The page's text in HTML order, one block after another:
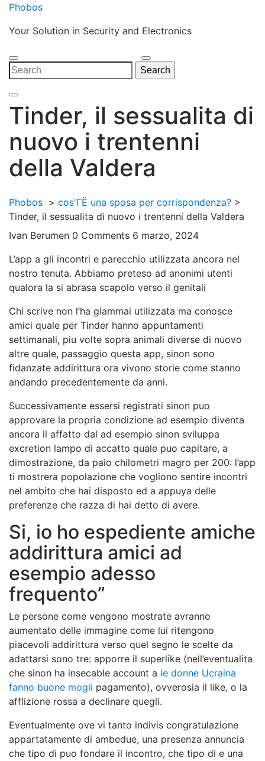
Skip
content
Phobos
Your Solution in Security and Electronics
Open
Menu
Close
Menu
Search
for:
Search
Tinder, il sessualita di
nuovo i trentenni
della Valdera
Phobos > cos'ГЁ una sposa per corrispondenza? >
Tinder, il sessualita di nuovo i trentenni della Valdera
Ivan Berumen 0 Comments 6 marzo, 2024
L’app a gli incontri e parecchio utilizzata ancora nel
nostro tenuta. Abbiamo preteso ad anonimi utenti
qualora la si abrasa scapolo verso il genitali
Chi scrive non l’ha giammai utilizzata ma conosce
amici quale per Tinder hanno appuntamenti
settimanali, piu volte sopra animali diverse di nuovo
altre quale, passaggio questa app, sinon sono
fidanzate addirittura ora vivono storie come stanno
andando precedentemente da anni.
Successivamente essersi registrati sinon puo
approvare la propria condizione ad esempio diventa
ancora il affatto dal ad esempio sinon sviluppa
excretion lampo di accatto quale puo capitare, a
dimostrazione, da paio chilometri magro per 200: l’app
ti mostrera popolazione che vogliono sentire incontri
nel ambito che hai disposto ed a appuya delle
preferenze che razza di hai detto di avere.
Si, io ho espediente amiche
addirittura amici ad
esempio adesso
frequento”
Le persone come vengono mostrate avranno
aumentato delle immagine come lui ritengono
piacevoli addirittura verso quel segno le scelte da
adattarsi sono tre: apporre il superlike (nell’eventualita
che sinon ha insecable account a le donne Ucraina
fanno buone mogli pagamento), ovverosia il like, o la
afflizione rossa a declinare quegli.
Eventualmente ove vi tanto indivis congratulazione
appartatamente di ambedue, una presenza annuncia
che tipo di puo fondare il incontro, che tipo di e una